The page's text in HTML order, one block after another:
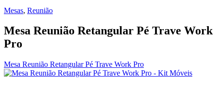
Mesas, Reunião
Mesa Reunião Retangular Pé Trave Work
Pro
Mesa Reunião Retangular Pé Trave Work Pro